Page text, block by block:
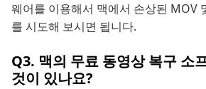
웨어를 이용해서 맥에서 손상된 MOV
를 시도해 보시면 됩니다.
Q3. 맥의 무료 동영상 복구 소
것이 있나요?